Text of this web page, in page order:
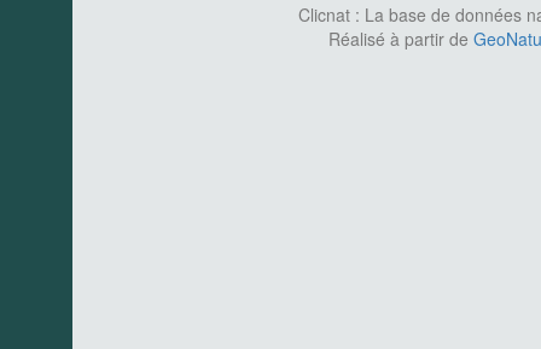
Clicnat : La base de données
Réalisé à partir de